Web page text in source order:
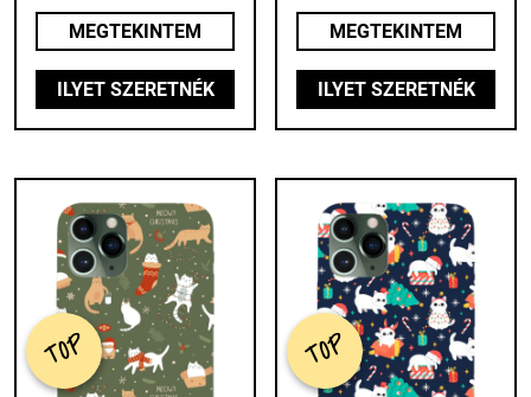
MEGTEKINTEM
ILYET SZERETNÉK
MEGTEKINTEM
ILYET SZERETNÉK
TOP TOP